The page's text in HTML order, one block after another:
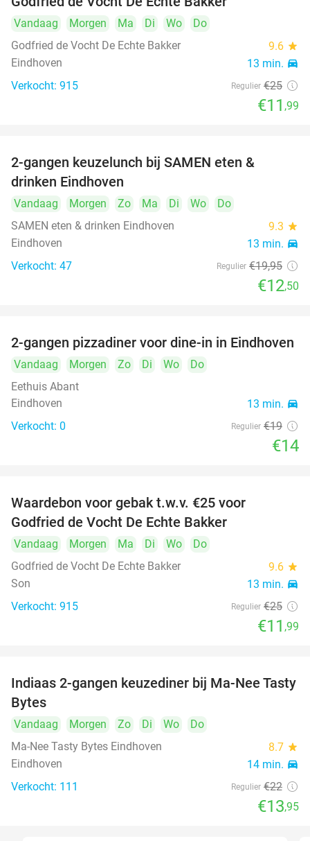
Vandaag Morgen Ma Di Wo
Do
Godfried de Vocht De Echte Bakker
9.6 star
Eindhoven 13 min. directions_car
Verkocht: 915 Regulier €25
€11 ,99
2-gangen keuzelunch bij SAMEN eten &
drinken Eindhoven
Vandaag Morgen Zo Ma Di Wo
Do
SAMEN eten & drinken Eindhoven
9.3 star
Eindhoven 13 min. directions_car
Verkocht: 47 Regulier €19,95
€12,50
26%
2-gangen pizzadiner voor dine-in in Eindhoven
Vandaag Morgen Zo Di Wo
Do
Eethuis Abant
Eindhoven
13 min. directions_car
Verkocht: 0 Regulier €19
€14
Waardebon voor gebak t.w.v. €25 voor
Godfried de Vocht De Echte Bakker
Vandaag Morgen Ma Di Wo
Do
Godfried de Vocht De Echte Bakker
9.6 star
Son 13 min. directions_car
Verkocht: 915 Regulier €25
€11 ,99
37%
Indiaas 2-gangen keuzediner bij Ma-Nee Tasty
Bytes
Vandaag Morgen Zo Di Wo
Do
Ma-Nee Tasty Bytes Eindhoven
8.7 star
Eindhoven 14 min. directions_car
Verkocht: 111 Regulier €22
€13,95